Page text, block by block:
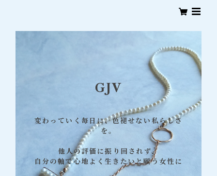
GJV
変わっていく毎日に、色褪せない私らしさ
を。
他人の評価に振り回されず、
自分の軸で心地よく生きたいと願う女性に